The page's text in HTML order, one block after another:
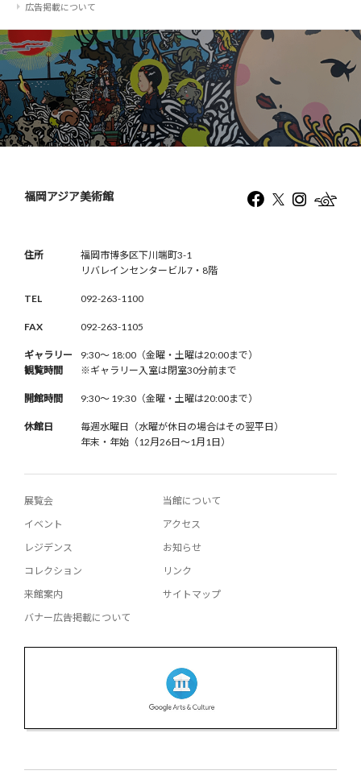
広告掲載について
福岡アジア美術館
住所
福岡市博多区下川端町3-1
リバレインセンタービル7・8階
TEL 092-263-1100
FAX 092-263-1105
ギャラリー
観覧時間
9:30〜 18:00（金曜・土曜は20:00まで）
※ギャラリー入室は閉室30分前まで
開館時間 9:30〜 19:30（金曜・土曜は20:00まで）
休館日
毎週水曜日（水曜が休日の場合はその翌平日）
年末・年始（12月26日〜1月1日）
展覧会
イベント
レジデンス
コレクション
来館案内
バナー広告掲載について
当館について
アクセス
お知らせ
リンク
サイトマップ